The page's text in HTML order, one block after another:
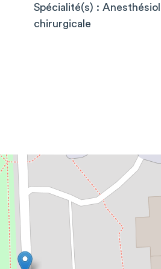
Spécialité(s) :
chirurgicale